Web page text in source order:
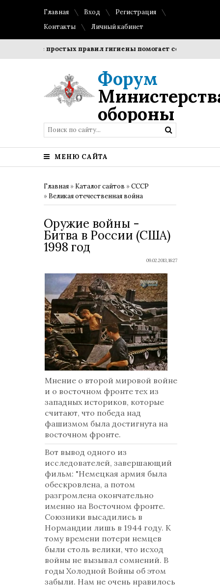
Главная Вход
Регистрация
Контакты
Личный кабинет
простых правил гигиены помогает сохранить
Форум
обороны
МЕНЮ САЙТА
Главная » Каталог сайтов »СССР
» Великая отечественная война
Оружие войны -
Битва в России (США)
1998 год
09.02.2013, 16:27
Мнение о второй мировой войне
и о восточном фронте тех из
западных историков, которые
считают, что победа над
фашизмом была достигнута на
восточном фронте.
Вот вывод одного из
исследователей, завершающий
фильм: "Немецкая армия была
обескровлена, а потом
разгромлена окончательно
именно на Восточном фронте.
Союзники высадились в
Нормандии лишь в 1944 году. К
тому времени потери немцев
были столь велики, что исход
войны не вызывал сомнений. В
годы Холодной Войны об этом
забыли. Нам не очень нравилось